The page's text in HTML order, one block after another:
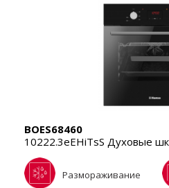
BOES68460
10222.3eEHiTsS Духовые
Размораживание